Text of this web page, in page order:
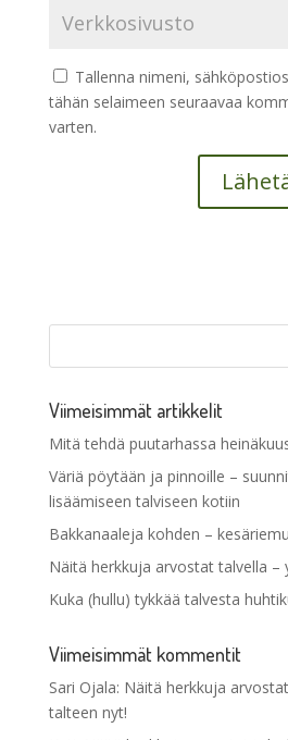
Tallenna nimeni,
tähän selaimeen seuraavaa
varten.
Viimeisimmät artikkelit
Mitä tehdä puutarhassa
Väriä pöytään ja pinnoille –
lisäämiseen talviseen kotiin
Bakkanaaleja kohden –
Näitä herkkuja arvostat talvella –
Kuka (hullu) tykkää talvesta
Viimeisimmät kommentit
Sari Ojala: Näitä herkkuja
talteen nyt!